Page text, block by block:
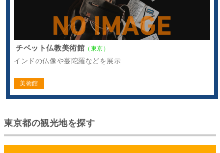
チベット仏教美術館 （東京）
インドの仏像や蔓陀羅などを展示
美術館
東京都の観光地を探す